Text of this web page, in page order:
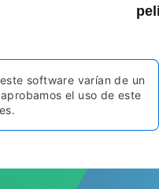
software varían de un
el uso de este